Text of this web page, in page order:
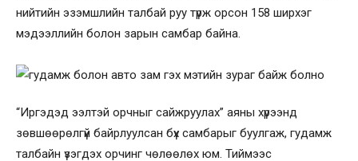
нийтийн эзэмшлийн талбай руу түрж орсон 158 ширхэг
мэдээллийн болон зарын самбар байна.
“Иргэдэд ээлтэй орчныг сайжруулах” аяны хүрээнд
зөвшөөрөлгүй байрлуулсан бүх самбарыг буулгаж, гудамж
талбайн үзэгдэх орчинг чөлөөлөх юм. Тиймээс